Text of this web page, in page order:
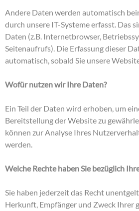
Andere Daten werden automatisch
durch unsere IT-Systeme erfasst. Das
Daten (z.B. Internetbrowser,
Seitenaufrufs). Die Erfassung dieser
automatisch, sobald Sie unsere
Wofür nutzen wir Ihre Daten?
Ein Teil der Daten wird erhoben, um
Bereitstellung der Website zu
können zur Analyse Ihres
werden.
Welche Rechte haben Sie bezüglich
Sie haben jederzeit das Recht
Herkunft, Empfänger und Zweck Ihrer